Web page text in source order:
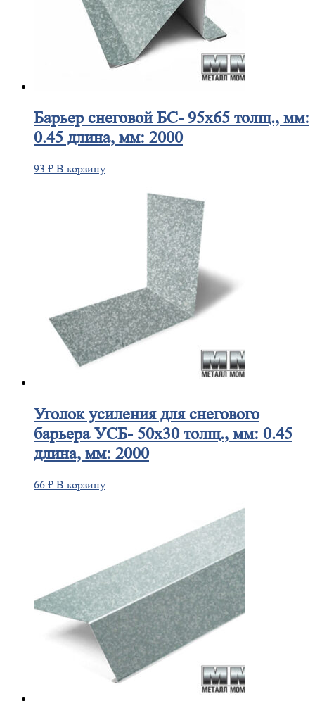
Барьерснеговой БС- 95х65 толщ., мм:
0.45 длина, мм: 2000
93 ₽ В корзину
Уголокусиления для снегового
барьера УСБ- 50х30 толщ., мм: 0.45
длина, мм: 2000
66 ₽ В корзину